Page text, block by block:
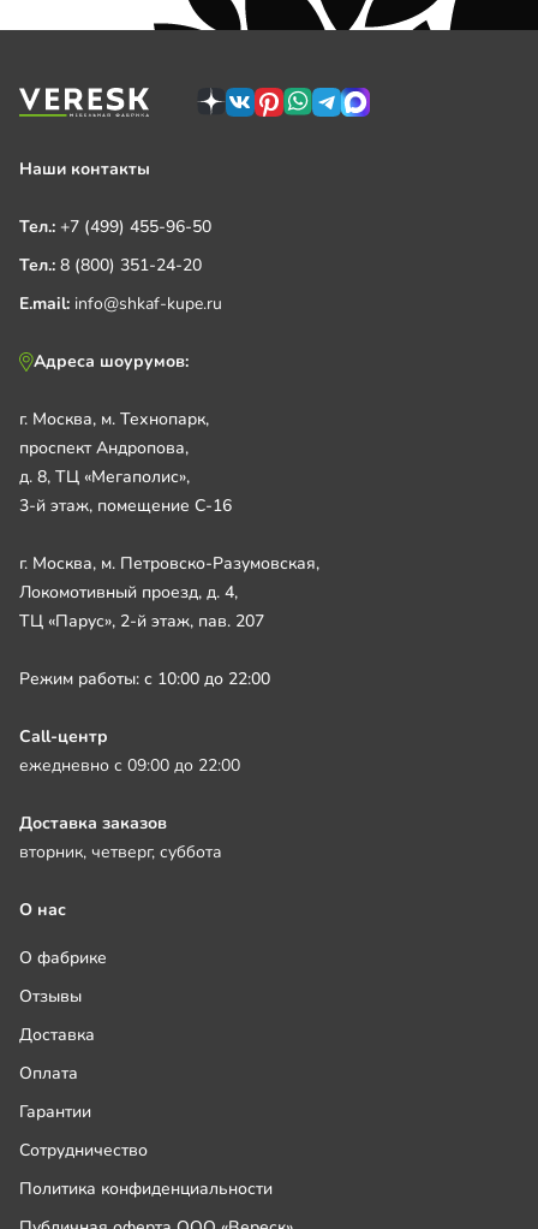
Наши контакты
Тел.: +7 (499) 455-96-50
Тел.: 8 (800) 351-24-20
E.mail: info@shkaf-kupe.ru
Адреса шоурумов:
г. Москва, м. Технопарк,
проспект Андропова,
д. 8, ТЦ «Мегаполис»,
3-й этаж, помещение С-16
г. Москва, м. Петровско-Разумовская,
Локомотивный проезд, д. 4,
ТЦ «Парус», 2-й этаж, пав. 207
Режим работы: с 10:00 до 22:00
Call-центр
ежедневно с 09:00 до 22:00
Доставка заказов
вторник, четверг, суббота
О нас
О фабрике
Отзывы
Доставка
Оплата
Гарантии
Сотрудничество
Политика конфиденциальности